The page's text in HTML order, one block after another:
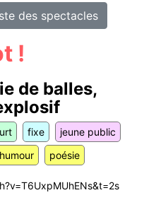
des spectacles
!
de balles,
fixe
jeune public
humour poésie